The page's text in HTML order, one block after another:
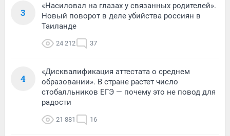
3
«Насиловал на глазах у связанных родителей».
Новый поворот в деле убийства россиян в
Таиланде
24 212 37
4
«Дисквалификация аттестата о среднем
образовании». В стране растет число
стобалльников ЕГЭ — почему это не повод для
радости
21 881 16